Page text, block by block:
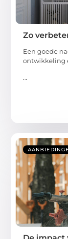
Zo
Een goede
ontwikkeling
...